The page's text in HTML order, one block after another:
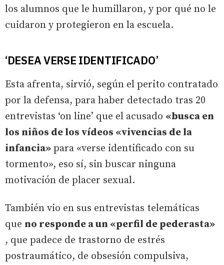
los alumnos que le humillaron, y por qué no le
cuidaron y protegieron en la escuela.
‘DESEA VERSE IDENTIFICADO’
Esta afrenta, sirvió, según el perito contratado
por la defensa, para haber detectado tras 20
entrevistas ‘on line’ que el acusado «busca en
los niños de los vídeos «vivencias de la
infancia» para «verse identificado con su
tormento», eso sí, sin buscar ninguna
motivación de placer sexual.
También vio en sus entrevistas telemáticas
que no responde a un «perfil de pederasta»
, que padece de trastorno de estrés
postraumático, de obsesión compulsiva,